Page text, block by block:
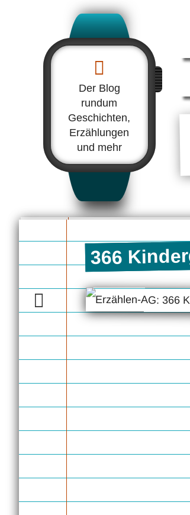
Der Blog
rundum
Geschichten,
Erzählungen
und mehr
366